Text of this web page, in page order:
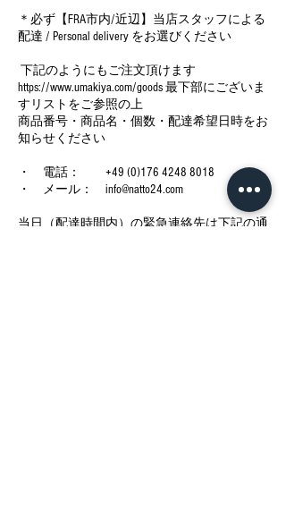
＊必ず【FRA市内/近辺】当店スタッフによる
配達 / Personal delivery をお選びください
下記のようにもご注文頂けます
https://www.umakiya.com/goods 最下部にございま
すリストをご参照の上
商品番号・商品名・個数・配達希望日時をお
知らせください
・ 電話： +49 (0)176 4248 8018
・ メール： info@natto24.com
当日（配達時間内）の緊急連絡先は下記の通